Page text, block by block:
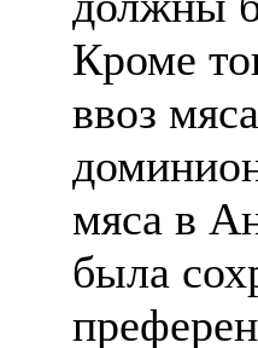
Кроме
ввоз
мяса в
была